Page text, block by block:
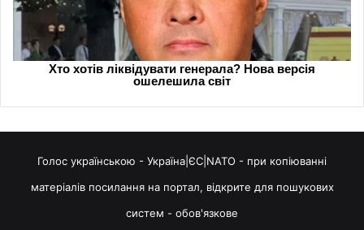
Голос українською - Україна|ЄС|NATO - при копіюванні
матеріалів посилання на портал, відкрите для пошукових
систем - обов'язкове